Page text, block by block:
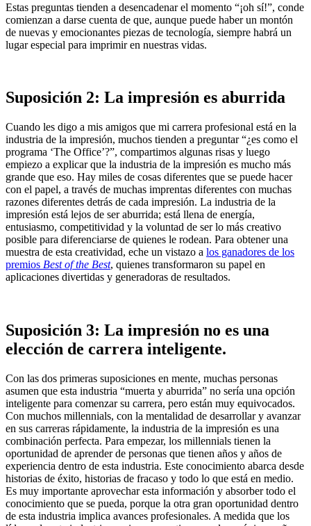
Estas preguntas tienden a desencadenar el momento “¡oh sí!”, conde
comienzan a darse cuenta de que, aunque puede haber un montón
de nuevas y emocionantes piezas de tecnología, siempre habrá un
lugar especial para imprimir en nuestras vidas.
Suposición 2: La impresión es aburrida
Cuando les digo a mis amigos que mi carrera profesional está en la
industria de la impresión, muchos tienden a preguntar “¿es como el
programa ‘The Office’?”, compartimos algunas risas y luego
empiezo a explicar que la industria de la impresión es mucho más
grande que eso. Hay miles de cosas diferentes que se puede hacer
con el papel, a través de muchas imprentas diferentes con muchas
razones diferentes detrás de cada impresión. La industria de la
impresión está lejos de ser aburrida; está llena de energía,
entusiasmo, competitividad y la voluntad de ser lo más creativo
posible para diferenciarse de quienes le rodean. Para obtener una
muestra de esta creatividad, eche un vistazo a los ganadores de los
premios Best of the Best, quienes transformaron su papel en
aplicaciones divertidas y generadoras de resultados.
Suposición 3: La impresión no es una
elección de carrera inteligente.
Con las dos primeras suposiciones en mente, muchas personas
asumen que esta industria “muerta y aburrida” no sería una opción
inteligente para comenzar su carrera, pero están muy equivocados.
Con muchos millennials, con la mentalidad de desarrollar y avanzar
en sus carreras rápidamente, la industria de la impresión es una
combinación perfecta. Para empezar, los millennials tienen la
oportunidad de aprender de personas que tienen años y años de
experiencia dentro de esta industria. Este conocimiento abarca desde
historias de éxito, historias de fracaso y todo lo que está en medio.
Es muy importante aprovechar esta información y absorber todo el
conocimiento que se pueda, porque la otra gran oportunidad dentro
de esta industria implica avances profesionales. A medida que los